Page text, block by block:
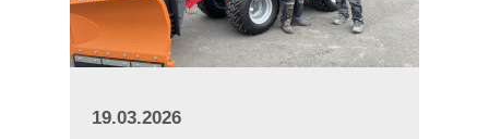
19.03.2026